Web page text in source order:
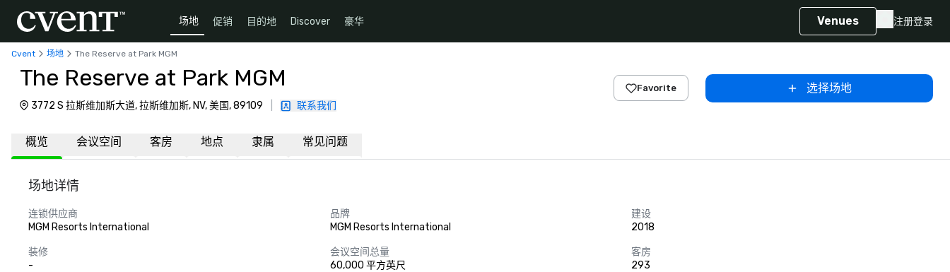
场地 促销 目的地 Discover 豪华 Venues 注册登录
Cvent 场地 The Reserve at Park MGM
The Reserve at Park MGM
3772 S 拉斯维加斯大道, 拉斯维加斯, NV, 美国, 89109 联系我们
Favorite 选择场地
概览 会议空间 客房 地点 隶属 常见问题
场地详情
连锁供应商
MGM Resorts International
品牌
MGM Resorts International
建设
2018
装修
-
会议空间总量
60,000 平方英尺
客房
293